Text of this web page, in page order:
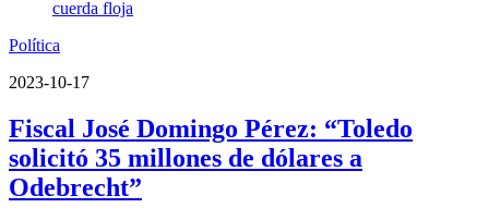
Política
2023-10-17
Fiscal José Domingo Pérez: “Toledo
solicitó 35 millones de dólares a
Odebrecht”